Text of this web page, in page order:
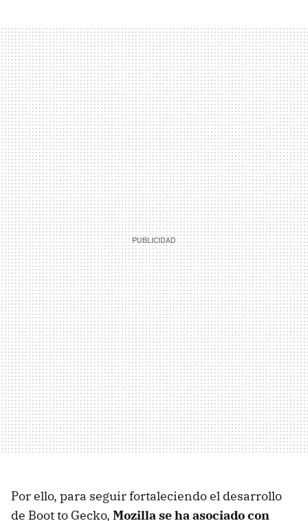
Por ello, para seguir fortaleciendo el desarrollo
de Boot to Gecko, Mozilla se ha asociado con